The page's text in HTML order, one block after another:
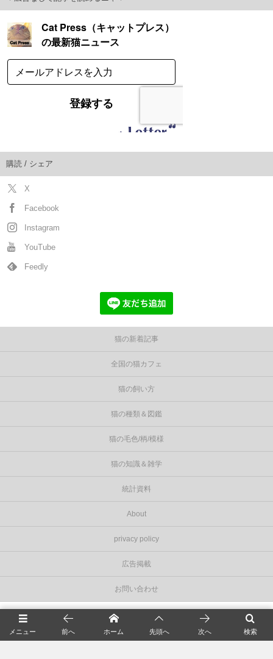
購読 / シェア
X
Facebook
Instagram
YouTube
Feedly
猫の新着記事
全国の猫カフェ
猫の飼い方
猫の種類＆図鑑
猫の毛色/柄/模様
猫の知識＆雑学
統計資料
About
privacy policy
広告掲載
お問い合わせ
Cat Press（キャットプレス）
メニュー 検索
前へ ホーム 先頭へ 次へ